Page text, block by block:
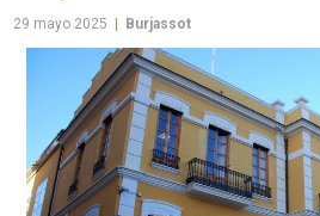
29 mayo 2025 Burjassot